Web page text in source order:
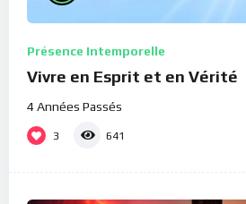
Présence Intemporelle
Vivre en Esprit et en Vérité
4 Années Passés
3 641